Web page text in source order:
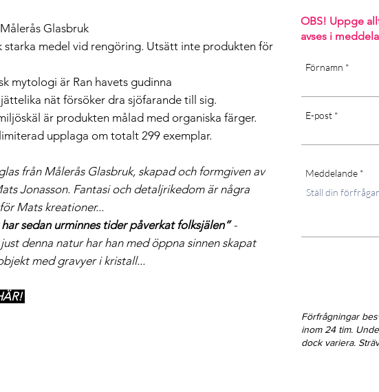
Glasbruk
starka medel vid rengöring. Utsätt inte produkten för
mytologi är Ran havets gudinna
nät försöker dra sjöfarande till sig.
är produkten målad med organiska färger.
upplaga om totalt 299 exemplar.
från Målerås Glasbruk, skapad och formgiven av
Jonasson. Fantasi och detaljrikedom är några
Mats kreationer...
har sedan urminnes tider påverkat folksjälen”-
denna natur har han med öppna sinnen skapat
med gravyer i kristall...
OBS! Uppge
avses i m
Förnamn
E-post
Meddelande
Förfrågningar
inom 24 tim.
dock variera.